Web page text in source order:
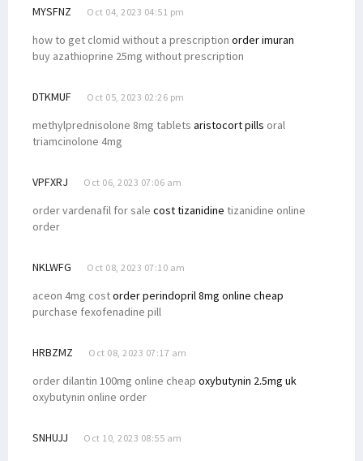
MYSFNZ Oct 04, 2023 04:51 pm
how to get clomid without a prescription order imuran
buy azathioprine 25mg without prescription
DTKMUF Oct 05, 2023 02:26 pm
methylprednisolone 8mg tablets aristocort pills oral
triamcinolone 4mg
VPFXRJ Oct 06, 2023 07:06 am
order vardenafil for sale cost tizanidine tizanidine online
order
NKLWFG Oct 08, 2023 07:10 am
aceon 4mg costorder perindopril 8mg online cheap
purchase fexofenadine pill
HRBZMZ Oct 08, 2023 07:17 am
order dilantin 100mg online cheap oxybutynin 2.5mg uk
oxybutynin online order
SNHUJJ Oct 10, 2023 08:55 am